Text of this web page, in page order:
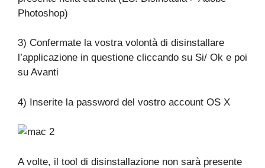
Photoshop)
3) Confermate la vostra volontà di disinstallare
l’applicazione in questione cliccando su Si/ Ok e poi
su Avanti
4) Inserite la password del vostro account OS X
A volte, il tool di disinstallazione non sarà presente